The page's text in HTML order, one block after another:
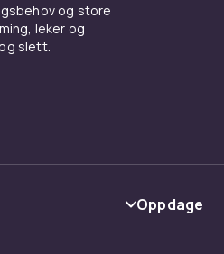
og store
leker og
slett.
Oppdage